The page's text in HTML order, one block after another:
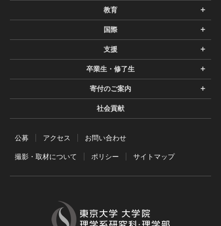
教育
国際
支援
卒業生・修了生
寄付のご案内
社会貢献
公募 アクセス お問い合わせ
撮影・取材について ポリシー サイトマップ